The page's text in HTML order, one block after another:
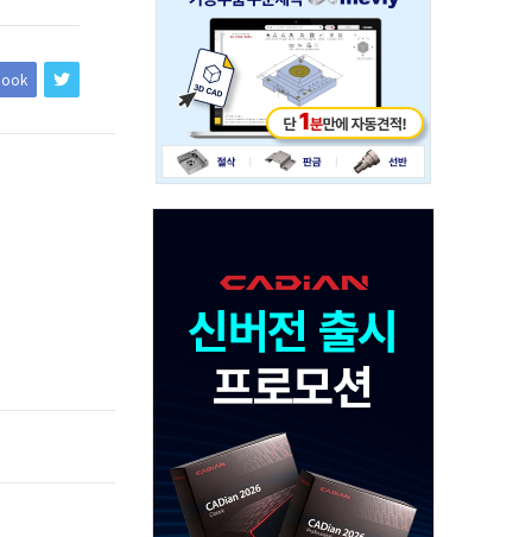
234x60
120x600